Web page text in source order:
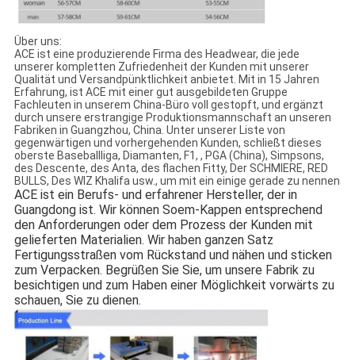
Über uns:
ACE ist eine produzierende Firma des Headwear, die jede
unserer kompletten Zufriedenheit der Kunden mit unserer
Qualität und Versandpünktlichkeit anbietet. Mit in 15 Jahren
Erfahrung, ist ACE mit einer gut ausgebildeten Gruppe
Fachleuten in unserem China-Büro voll gestopft, und ergänzt
durch unsere erstrangige Produktionsmannschaft an unseren
Fabriken in Guangzhou, China. Unter unserer Liste von
gegenwärtigen und vorhergehenden Kunden, schließt dieses
oberste Baseballliga, Diamanten, F1, , PGA (China), Simpsons,
des Descente, des Anta, des flachen Fitty, Der SCHMIERE, RED
BULLS, Des WIZ Khalifa usw., um mit ein einige gerade zu nennen
ACE ist ein Berufs- und erfahrener Hersteller, der in
Guangdong ist. Wir können Soem-Kappen entsprechend
den Anforderungen oder dem Prozess der Kunden mit
gelieferten Materialien. Wir haben ganzen Satz
Fertigungsstraßen vom Rückstand und nähen und sticken
zum Verpacken. Begrüßen Sie Sie, um unsere Fabrik zu
besichtigen und zum Haben einer Möglichkeit vorwärts zu
schauen, Sie zu dienen.